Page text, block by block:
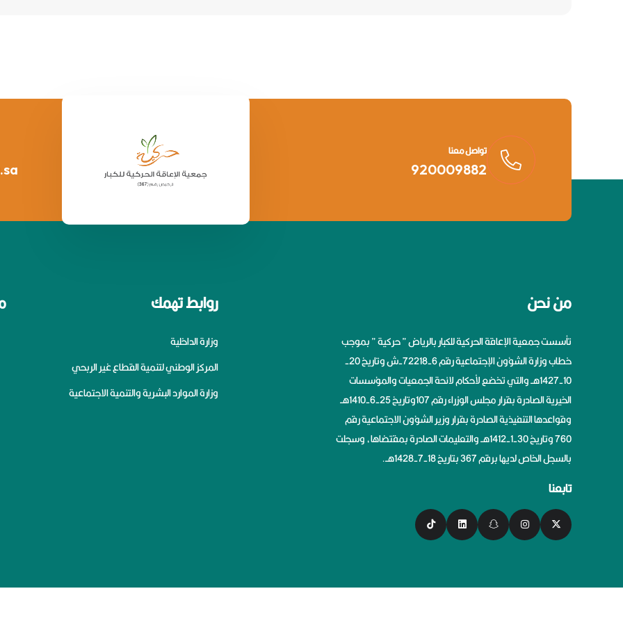
تواصل معنا
920009882
من نحن
تأسست جمعية الإعاقة الحركية للكبار بالرياض ” حركية ” بموجب
خطاب وزارة الشؤون الإجتماعية رقم 6-72218-ش وتاريخ 20-
10-1427هــ والتي تخضع لأحكام لائحة الجمعيات والمؤسسات
الخيرية الصادرة بقرار مجلس الوزراء رقم 107وتاريخ 25-6-1410هــ
وقواعدها التنفيذية الصادرة بقرار وزير الشؤون الاجتماعية رقم
760 وتاريخ 30-1-1412هــ والتعليمات الصادرة بمقتضاها، وسجلت
بالسجل الخاص لديها برقم 367 بتاريخ 18-7-1428هــ.
تابعنا
روابط تهمك
وزارة الداخلية
المركز الوطني لتنمية القطاع غير الربحي
وزارة الموارد البشرية والتنمية الاجتماعية